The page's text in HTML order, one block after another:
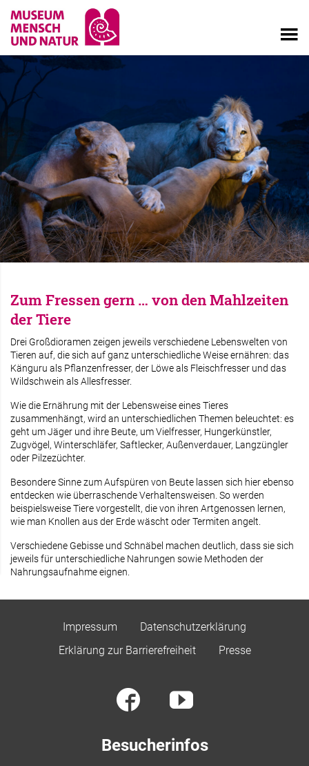
Zum Fressen gern … von den Mahlzeiten
der Tiere
Drei Großdioramen zeigen jeweils verschiedene Lebenswelten von
Tieren auf, die sich auf ganz unterschiedliche Weise ernähren: das
Känguru als Pflanzenfresser, der Löwe als Fleischfresser und das
Wildschwein als Allesfresser.
Wie die Ernährung mit der Lebensweise eines Tieres
zusammenhängt, wird an unterschiedlichen Themen beleuchtet: es
geht um Jäger und ihre Beute, um Vielfresser, Hungerkünstler,
Zugvögel, Winterschläfer, Saftlecker, Außenverdauer, Langzüngler
oder Pilzezüchter.
Besondere Sinne zum Aufspüren von Beute lassen sich hier ebenso
entdecken wie überraschende Verhaltensweisen. So werden
beispielsweise Tiere vorgestellt, die von ihren Artgenossen lernen,
wie man Knollen aus der Erde wäscht oder Termiten angelt.
Verschiedene Gebisse und Schnäbel machen deutlich, dass sie sich
jeweils für unterschiedliche Nahrungen sowie Methoden der
Nahrungsaufnahme eignen.
Impressum
Datenschutzerklärung
Erklärung zur Barrierefreiheit
Presse
Besucherinfos